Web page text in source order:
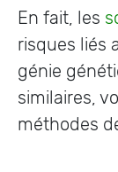
En fait, les
risques liés
génie
similaires,
méthodes